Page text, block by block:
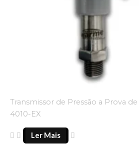
Transmissor de Pressão a Prova
4010-EX
Ler Mais